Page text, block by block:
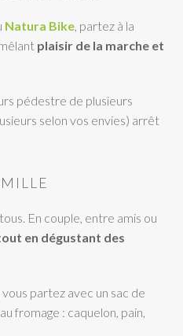
Natura Bike, partez à la
plaisir de la marche et
pédestre de plusieurs
selon vos envies) arrêt
En couple, entre amis ou
en dégustant des
partez avec un sac de
fromage : caquelon, pain,